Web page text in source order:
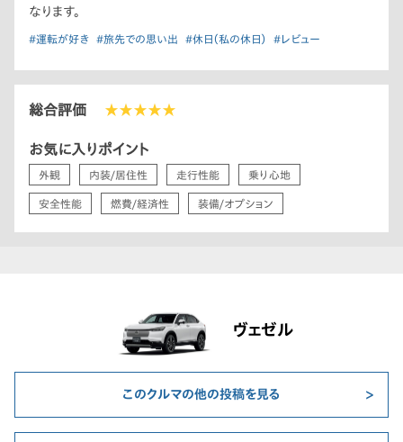
なります。
#運転が好き #旅先での思い出 #休日（私の休日） #レビュー
総合評価 ★★★★★
お気に入りポイント
外観 内装/居住性 走行性能 乗り心地
安全性能 燃費/経済性 装備/オプション
ヴェゼル
このクルマの他の投稿を見る